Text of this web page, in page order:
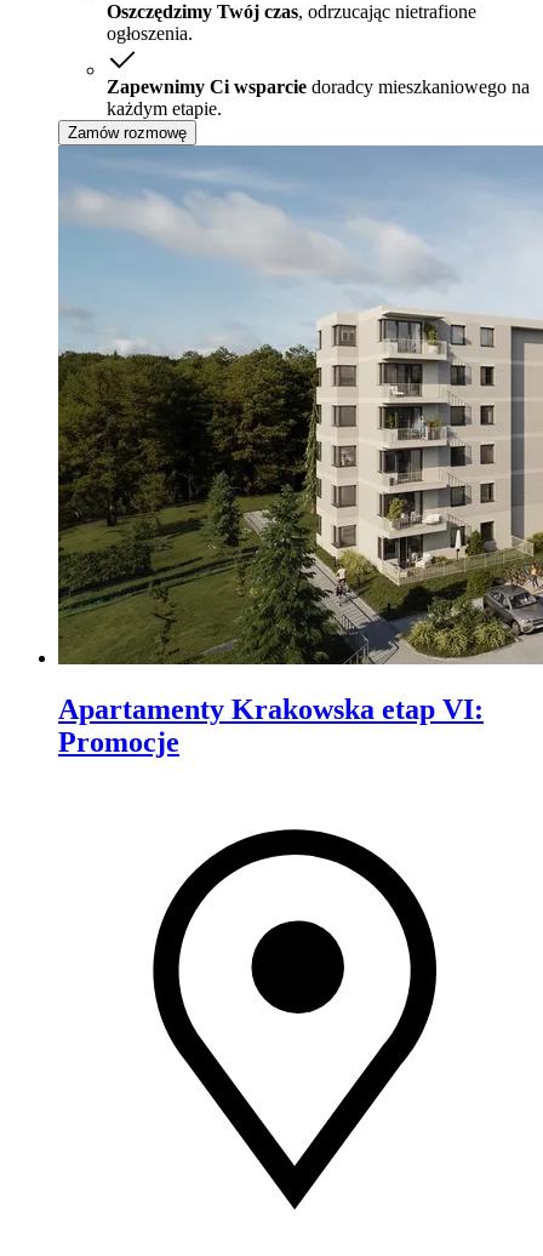
Oszczędzimy Twój czas, odrzucając nietrafione
ogłoszenia.
Zapewnimy Ci wsparcie doradcy mieszkaniowego na
każdym etapie.
Zamów rozmowę
Apartamenty Krakowska etap VI:
Promocje